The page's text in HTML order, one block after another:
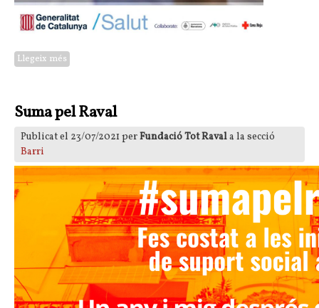
Llegeix més
Suma pel Raval
Publicat el 23/07/2021 perFundació Tot Ravala la secció
Barri